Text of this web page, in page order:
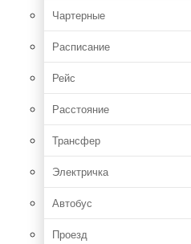
Чартерные
Расписание
Рейс
Расстояние
Трансфер
Электричка
Автобус
Проезд